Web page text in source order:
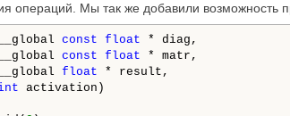
операций. Мы так же добавили
const float * diag,
const float * matr,
float * result,
activation)